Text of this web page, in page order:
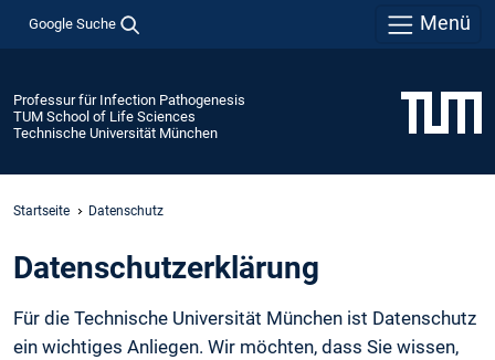
Google Suche Menü
Professur für Infection Pathogenesis
TUM School of Life Sciences
Technische Universität München
Startseite Datenschutz
Daten­schutz­erklärung
Für die Technische Universität München ist Datenschutz
ein wichtiges Anliegen. Wir möchten, dass Sie wissen,